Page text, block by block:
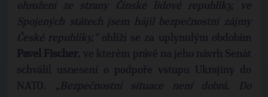
ohrožení ze strany Čínské lidové republiky, ve
Spojených státech jsem hájil bezpečnostní zájmy
České republiky,“ohlíží se za uplynulým obdobím
Pavel
Fischer, ve kterém právě na jeho návrh Senát
schválil usnesení o podpoře vstupu Ukrajiny do
NATO.
„Bezpečnostní situace není dobrá. Do